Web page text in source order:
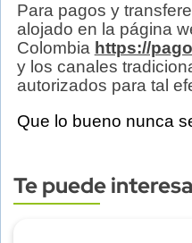
Para pagos y
alojado en la página
Colombia https://
y los canales
autorizados para tal
Que lo bueno nunca
Subtitulo
Te puede